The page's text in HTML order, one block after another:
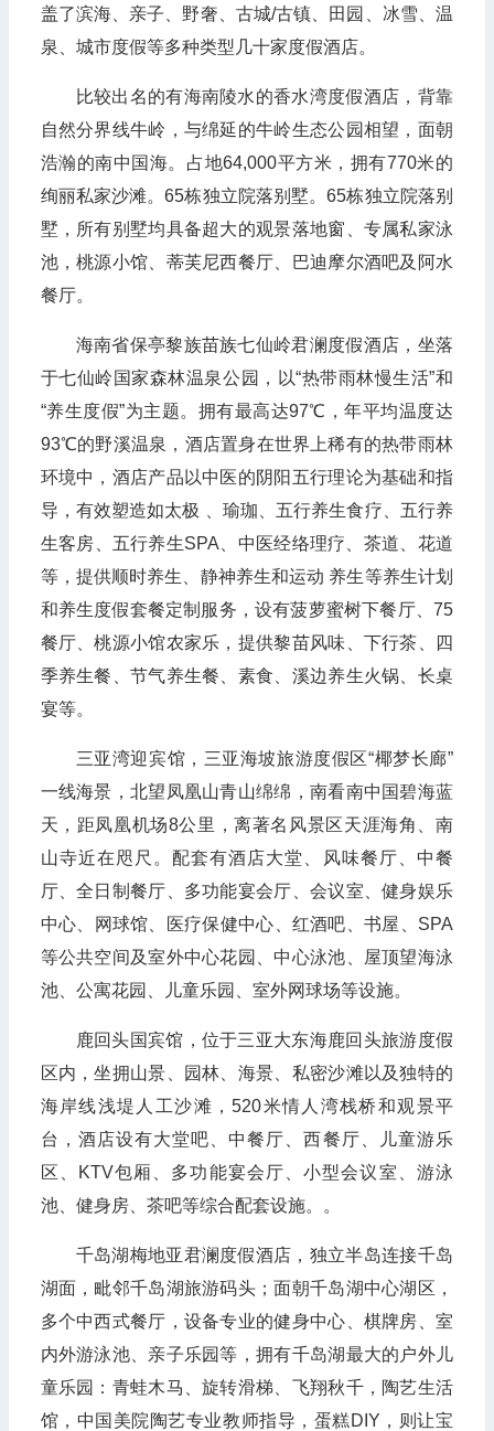
盖了滨海、亲子、野奢、古城/古镇、田园、冰雪、温
泉、城市度假等多种类型几十家度假酒店。
比较出名的有海南陵水的香水湾度假酒店，背靠
自然分界线牛岭，与绵延的牛岭生态公园相望，面朝
浩瀚的南中国海。占地64,000平方米，拥有770米的
绚丽私家沙滩。65栋独立院落别墅。65栋独立院落别
墅，所有别墅均具备超大的观景落地窗、专属私家泳
池，桃源小馆、蒂芙尼西餐厅、巴迪摩尔酒吧及阿水
餐厅。
海南省保亭黎族苗族七仙岭君澜度假酒店，坐落
于七仙岭国家森林温泉公园，以“热带雨林慢生活”和
“养生度假”为主题。拥有最高达97℃，年平均温度达
93℃的野溪温泉，酒店置身在世界上稀有的热带雨林
环境中，酒店产品以中医的阴阳五行理论为基础和指
导，有效塑造如太极 、瑜珈、五行养生食疗、五行养
生客房、五行养生SPA、中医经络理疗、茶道、花道
等，提供顺时养生、静神养生和运动 养生等养生计划
和养生度假套餐定制服务，设有菠萝蜜树下餐厅、75
餐厅、桃源小馆农家乐，提供黎苗风味、下行茶、四
季养生餐、节气养生餐、素食、溪边养生火锅、长桌
宴等。
三亚湾迎宾馆，三亚海坡旅游度假区“椰梦长廊”
一线海景，北望凤凰山青山绵绵，南看南中国碧海蓝
天，距凤凰机场8公里，离著名风景区天涯海角、南
山寺近在咫尺。配套有酒店大堂、风味餐厅、中餐
厅、全日制餐厅、多功能宴会厅、会议室、健身娱乐
中心、网球馆、医疗保健中心、红酒吧、书屋、SPA
等公共空间及室外中心花园、中心泳池、屋顶望海泳
池、公寓花园、儿童乐园、室外网球场等设施。
鹿回头国宾馆，位于三亚大东海鹿回头旅游度假
区内，坐拥山景、园林、海景、私密沙滩以及独特的
海岸线浅堤人工沙滩，520米情人湾栈桥和观景平
台，酒店设有大堂吧、中餐厅、西餐厅、儿童游乐
区、KTV包厢、多功能宴会厅、小型会议室、游泳
池、健身房、茶吧等综合配套设施。。
千岛湖梅地亚君澜度假酒店，独立半岛连接千岛
湖面，毗邻千岛湖旅游码头；面朝千岛湖中心湖区，
多个中西式餐厅，设备专业的健身中心、棋牌房、室
内外游泳池、亲子乐园等，拥有千岛湖最大的户外儿
童乐园：青蛙木马、旋转滑梯、飞翔秋千，陶艺生活
馆，中国美院陶艺专业教师指导，蛋糕DIY，则让宝